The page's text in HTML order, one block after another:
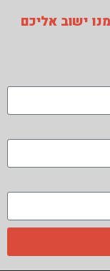
ישוב אליכם